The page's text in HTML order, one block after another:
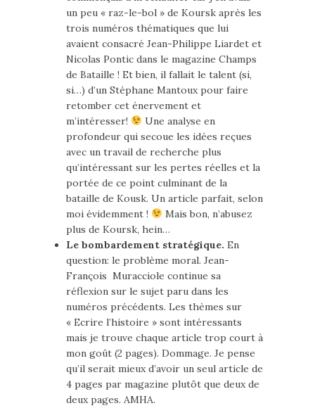
un peu « raz-le-bol » de Koursk après les
trois numéros thématiques que lui
avaient consacré Jean-Philippe Liardet et
Nicolas Pontic dans le magazine Champs
de Bataille ! Et bien, il fallait le talent (si,
si…) d’un Stéphane Mantoux pour faire
retomber cet énervement et
m’intéresser!
Une analyse en
profondeur qui secoue les idées reçues
avec un travail de recherche plus
qu’intéressant sur les pertes réelles et la
portée de ce point culminant de la
bataille de Kousk. Un article parfait, selon
moi évidemment !
Mais bon, n’abusez
plus de Koursk, hein…
Le bombardement stratégique. En
question: le problème moral. Jean-
François Muracciole continue sa
réflexion sur le sujet paru dans les
numéros précédents. Les thèmes sur
« Ecrire l’histoire » sont intéressants
mais je trouve chaque article trop court à
mon goût (2 pages). Dommage. Je pense
qu’il serait mieux d’avoir un seul article de
4 pages par magazine plutôt que deux de
deux pages. AMHA.